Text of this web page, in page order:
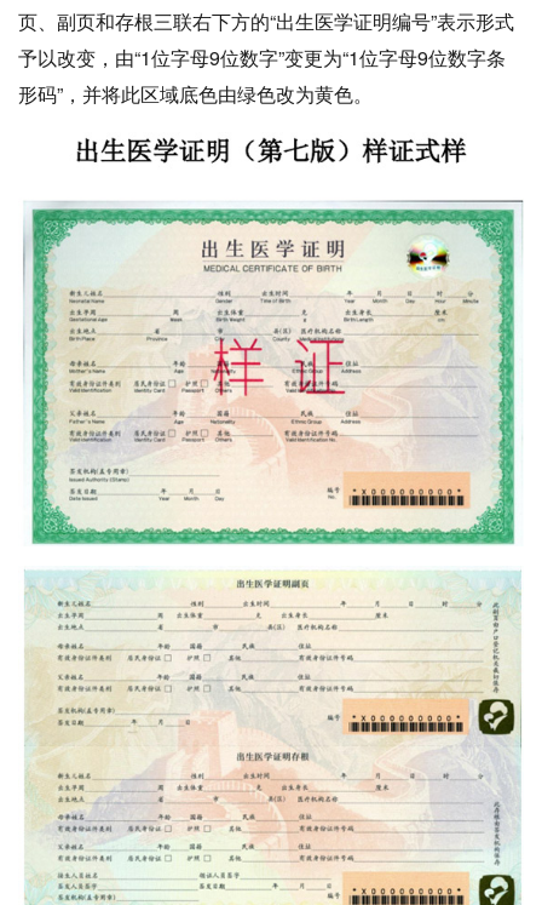
页、副页和存根三联右下方的“出生医学证明编号”表示形式
予以改变，由“1位字母9位数字”变更为“1位字母9位数字条
形码”，并将此区域底色由绿色改为黄色。